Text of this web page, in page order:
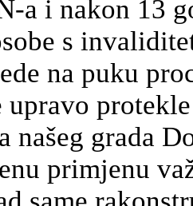
a i nakon 13
s
na puku
našeg grada
primjenu